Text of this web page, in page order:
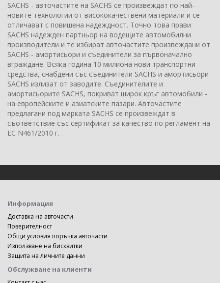
SACHS - авточастите на SACHS се произвеждат по най-
новите технологии от висококачествени материали и се
отличават с повишена надеждност. Точно това прави
SACHS надежден партньор на водещите автомобилни
производители и те избират авточастите произвеждани от
SACHS - амортисьори и съединители за първоначално
вграждане. Всяка година 10 милиона нови транспортни
средства, снабдени със съединители SACHS и амортисьори
SACHS излизат от заводите. Съединителите и
амортисьорите SACHS, покриват широк кръг автомобили -
на европейските и азиатските пазари. Авточастите
предлагани под марката SACHS се произвеждат в
съответствие със сертификат за качество по регламент на
ЕС N461/2010 г.
Информация
Доставка на авточасти
Поверителност
Общи условия поръчка авточасти
Използване на бисквитки
Защита на личните данни
Обслужване на клиенти